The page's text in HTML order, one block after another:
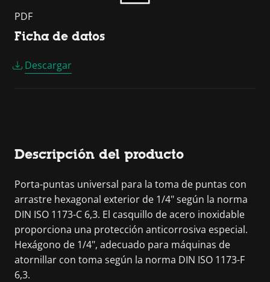
PDF
Ficha de datos
Descargar
Descripción del producto
Porta-puntas universal para la toma de puntas con
arrastre hexagonal exterior de 1/4" según la norma
DIN ISO 1173-C 6,3. El casquillo de acero inoxidable
proporciona una protección anticorrosiva especial.
Hexágono de 1/4", adecuado para máquinas de
atornillar con toma según la norma DIN ISO 1173-F
6,3.